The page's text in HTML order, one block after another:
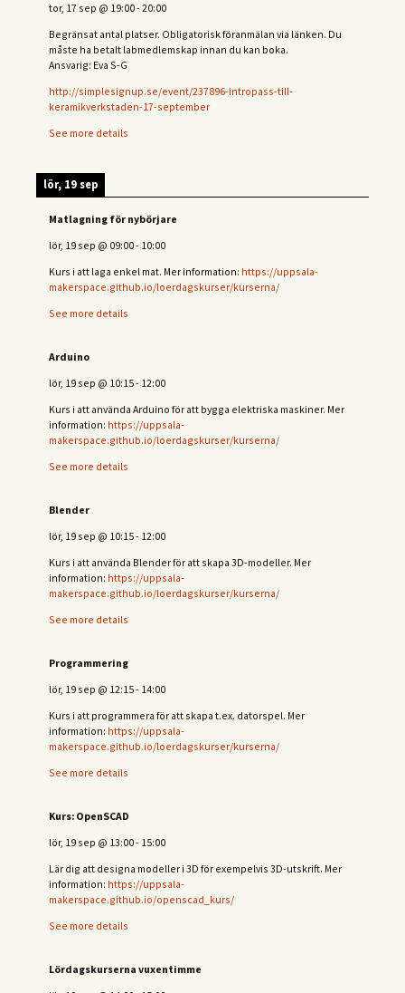
tor, 17 sep @ 19:00-20:00
Begränsat antal platser. Obligatorisk föranmälan via länken. Du
måste ha betalt labmedlemskap innan du kan boka.
Ansvarig: Eva S-G
http://simplesignup.se/event/237896-intropass-till-
keramikverkstaden-17-september
See more details
lör, 19 sep
Matlagning för nybörjare
lör, 19 sep @ 09:00- 10:00
Kurs i att laga enkel mat. Mer information: https://uppsala-
makerspace.github.io/loerdagskurser/kurserna/
See more details
Arduino
lör, 19 sep @ 10:15- 12:00
Kurs i att använda Arduino för att bygga elektriska maskiner. Mer
information: https://uppsala-
makerspace.github.io/loerdagskurser/kurserna/
See more details
Blender
lör, 19 sep @ 10:15- 12:00
Kurs i att använda Blender för att skapa 3D-modeller. Mer
information: https://uppsala-
makerspace.github.io/loerdagskurser/kurserna/
See more details
Programmering
lör, 19 sep @ 12:15- 14:00
Kurs i att programmera för att skapa t.ex. datorspel. Mer
information: https://uppsala-
makerspace.github.io/loerdagskurser/kurserna/
See more details
Kurs: OpenSCAD
lör, 19 sep @ 13:00- 15:00
Lär dig att designa modeller i 3D för exempelvis 3D-utskrift. Mer
information: https://uppsala-
makerspace.github.io/openscad_kurs/
See more details
Lördagskurserna vuxentimme